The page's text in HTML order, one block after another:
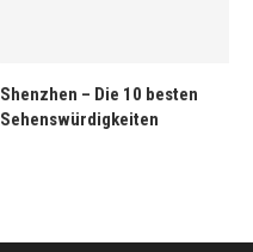
Shenzhen – Die 10 besten
Sehenswürdigkeiten